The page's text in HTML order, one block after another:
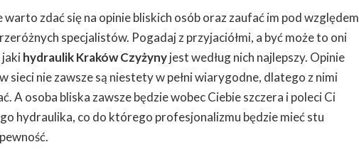
warto zdać się na opinie bliskich osób oraz zaufać im pod względem
specjalistów. Pogadaj z przyjaciółmi, a być może to oni
jakihydraulik Kraków Czyżynyjest według nich najlepszy. Opinie
sieci nie zawsze są niestety w pełni wiarygodne, dlatego z nimi
A osoba bliska zawsze będzie wobec Ciebie szczera i poleci Ci
hydraulika, co do którego profesjonalizmu będzie mieć stu